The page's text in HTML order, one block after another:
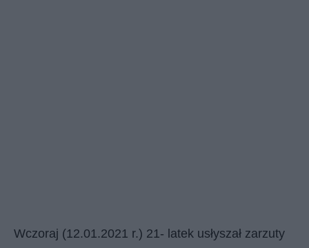
Wczoraj (12.01.2021 r.) 21- latek usłyszał zarzuty